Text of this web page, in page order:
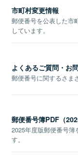
市町村変更情報
郵便番号を公表した市
しています。
よくあるご質問・お
郵便番号に関するさま
郵便番号簿PDF（
2025年度版郵便番号簿
す。